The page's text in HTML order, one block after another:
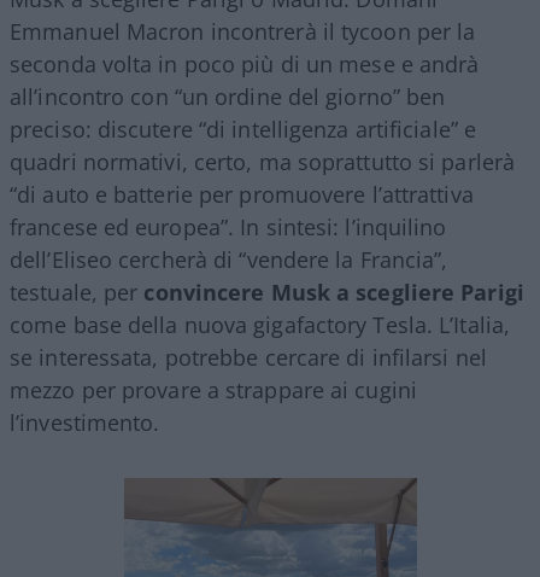
Emmanuel Macron incontrerà il tycoon per la
seconda volta in poco più di un mese e andrà
all’incontro con “un ordine del giorno” ben
preciso: discutere “di intelligenza artificiale” e
quadri normativi, certo, ma soprattutto si parlerà
“di auto e batterie per promuovere l’attrattiva
francese ed europea”. In sintesi: l’inquilino
dell’Eliseo cercherà di “vendere la Francia”,
testuale, per convincere Musk a scegliere Parigi
come base della nuova gigafactory Tesla. L’Italia,
se interessata, potrebbe cercare di infilarsi nel
mezzo per provare a strappare ai cugini
l’investimento.